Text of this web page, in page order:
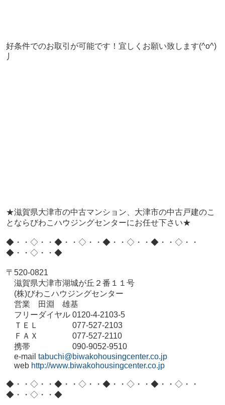
好条件でのお取引が可能です！宜しくお願い致します(^o^)
丿
★滋賀県大津市の中古マンション、大津市の中古戸建のこ
とならびわこハウジングセンターにお任せ下さい★
◆・・◇・・◆・・◇・・◆・・◇・・◆・・◇・・
◆・・◇・・◆
〒520-0821
滋賀県大津市湖城が丘２番１１号
(株)びわこハウジングセンター
営業 田淵 雄基
フリーダイヤル 0120-4-2103-5
ＴＥＬ 077-527-2103
ＦＡＸ 077-527-2110
携帯 090-9052-9510
e-mail tabuchi@biwakohousingcenter.co.jp
web http://www.biwakohousingcenter.co.jp
◆・・◇・・◆・・◇・・◆・・◇・・◆・・◇・・
◆・・◇・・◆